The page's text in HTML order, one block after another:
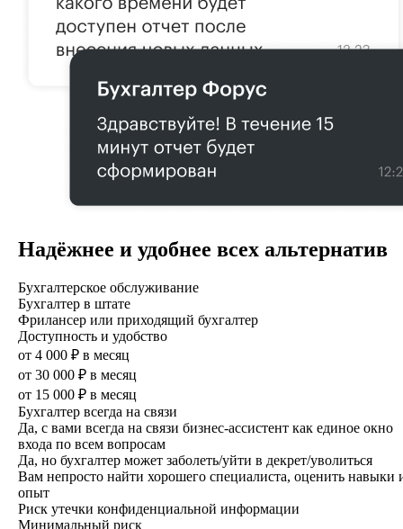
Надёжнее и удобнее всех альтернатив
Бухгалтерское обслуживание
Бухгалтер в штате
Фрилансер или приходящий бухгалтер
Доступность и удобство
от 4 000 ₽ в месяц
от 30 000 ₽ в месяц
от 15 000 ₽ в месяц
Бухгалтер всегда на связи
Да, с вами всегда на связи бизнес-ассистент как единое окно
входа по всем вопросам
Да, но бухгалтер может заболеть/уйти в декрет/уволиться
Вам непросто найти хорошего специ­алиста, оценить навыки
опыт
Риск утечки конфиденциальной информации
Минимальный риск